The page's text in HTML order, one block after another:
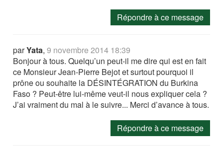
Répondre à ce message
parYata,9 novembre 2014 18:39
Bonjour à tous. Quelqu’un peut-il me dire qui est en fait
ce Monsieur Jean-Pierre Bejot et surtout pourquoi il
prône ou souhaite la DÉSINTÉGRATION du Burkina
Faso ? Peut-être lui-même veut-il nous expliquer cela ?
J’ai vraiment du mal à le suivre... Merci d’avance à tous.
Répondre à ce message